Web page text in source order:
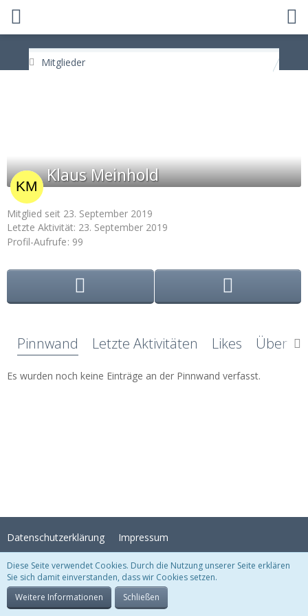
Mitglieder
Klaus Meinhold
Mitglied seit 23. September 2019
Letzte Aktivität: 23. September 2019
Profil-Aufrufe 99
Pinnwand Letzte Aktivitäten Likes Über
Es wurden noch keine Einträge an der Pinnwand verfasst.
Datenschutzerklärung Impressum
Stil:Crystal Temptation , erstellt vonKittMedia
Community-Software:
Diese Seite verwendet Cookies. Durch die Nutzung unserer Seite erklären
Sie sich damit einverstanden, dass wir Cookies setzen.
Weitere Informationen
Schließen